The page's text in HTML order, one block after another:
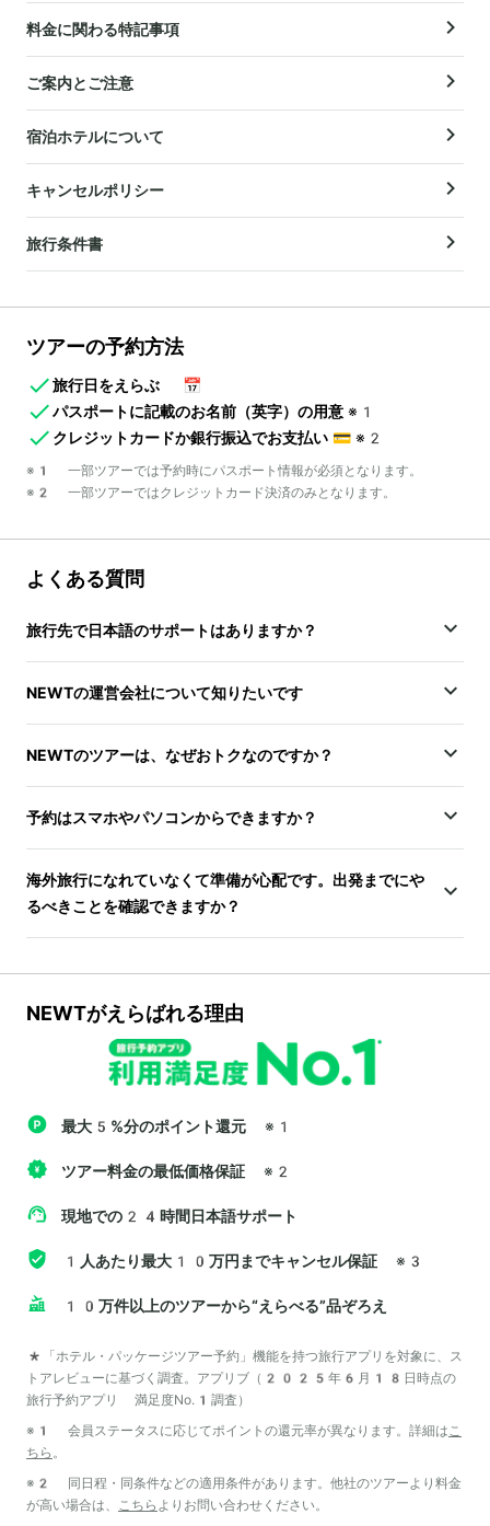
料金に関わる特記事項
ご案内とご注意
宿泊ホテルについて
キャンセルポリシー
旅行条件書
ツアーの予約方法
旅行日をえらぶ
📅
パスポートに記載のお名前（英字）の用意 ※1
クレジットカードか銀行振込でお支払い 💳 ※2
※1 一部ツアーでは予約時にパスポート情報が必須となります。
※2 一部ツアーではクレジットカード決済のみとなります。
よくある質問
旅行先で日本語のサポートはありますか？
NEWTの運営会社について知りたいです
NEWTのツアーは、なぜおトクなのですか？
予約はスマホやパソコンからできますか？
海外旅行になれていなくて準備が心配です。出発までにや
るべきことを確認できますか？
NEWTがえらばれる理由
最大5%分のポイント還元 ※1
ツアー料金の最低価格保証 ※2
現地での24時間日本語サポート
1人あたり最大10万円までキャンセル保証 ※3
10万件以上のツアーから“えらべる”品ぞろえ
*「ホテル・パッケージツアー予約」機能を持つ旅行アプリを対象に、ス
トアレビューに基づく調査。アプリブ（2025年6月18日時点の
旅行予約アプリ 満足度No.1調査）
※1 会員ステータスに応じてポイントの還元率が異なります。詳細はこ
ちら 。
※2 同日程・同条件などの適用条件があります。他社のツアーより料金
が高い場合は、 こちら よりお問い合わせください。